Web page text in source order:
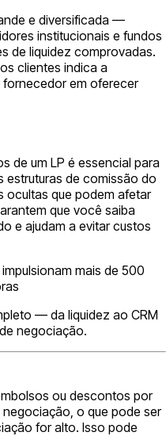
e diversificada —
institucionais e fundos
de liquidez comprovadas.
clientes indica a
em oferecer
de um LP é essencial para
estruturas de comissão do
ocultas que podem afetar
que você saiba
e ajudam a evitar custos
mais de 500
— da liquidez ao CRM
negociação.
ou descontos por
o que pode ser
for alto. Isso pode